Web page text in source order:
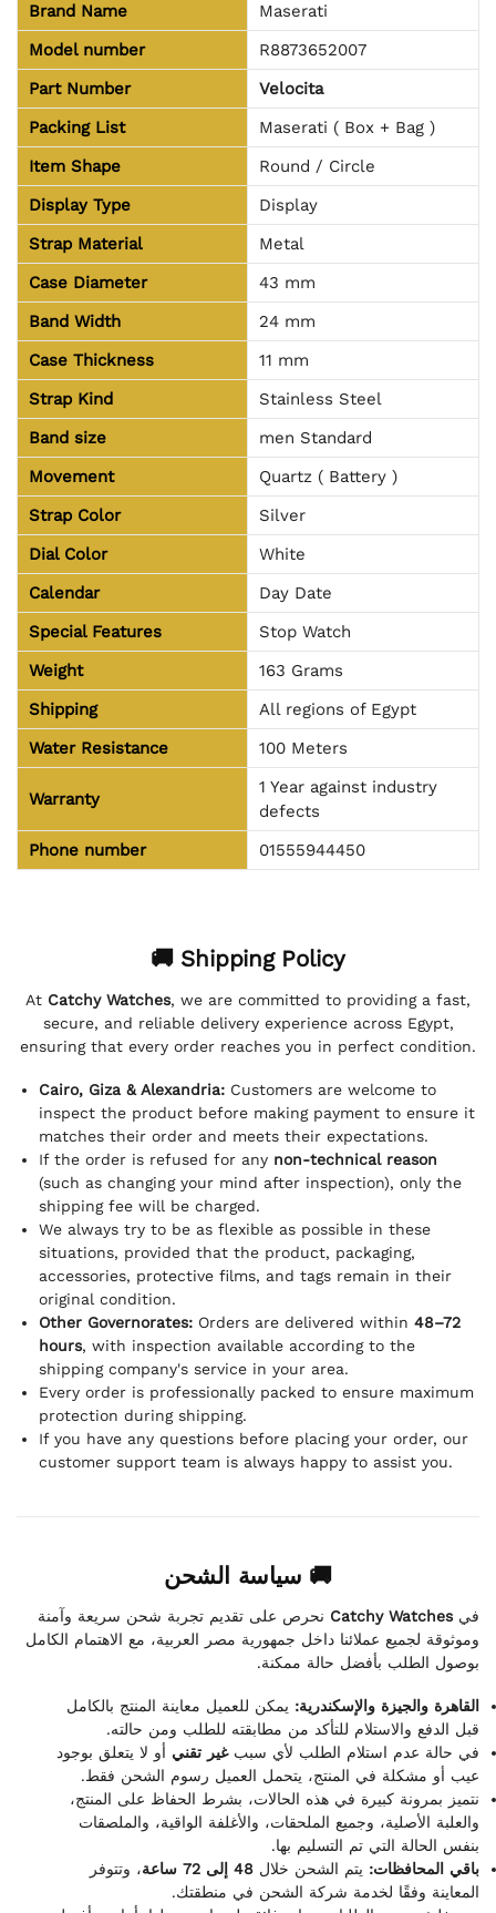
Brand Name
Maserati
Model number
R8873652007
Part Number
Velocita
Packing List
Maserati ( Box + Bag )
Item Shape
Round / Circle
Display Type
Display
Strap Material
Metal
Case Diameter
43 mm
Band Width
24 mm
Case Thickness
11 mm
Strap Kind
Stainless Steel
Band size
men Standard
Movement
Quartz ( Battery )
Strap Color
Silver
Dial Color
White
Calendar
Day Date
Special Features
Stop Watch
Weight
163 Grams
Shipping
All regions of Egypt
Water Resistance
100 Meters
Warranty
1 Year against industry
defects
Phone number
01555944450
🚚 Shipping Policy
At Catchy Watches, we are committed to providing a fast,
secure, and reliable delivery experience across Egypt,
ensuring that every order reaches you in perfect condition.
Cairo, Giza & Alexandria: Customers are welcome to
inspect the product before making payment to ensure it
matches their order and meets their expectations.
If the order is refused for any non-technical reason
(such as changing your mind after inspection), only the
shipping fee will be charged.
We always try to be as flexible as possible in these
situations, provided that the product, packaging,
accessories, protective films, and tags remain in their
original condition.
Other Governorates: Orders are delivered within 48–72
hours, with inspection available according to the
shipping company's service in your area.
Every order is professionally packed to ensure maximum
protection during shipping.
If you have any questions before placing your order, our
customer support team is always happy to assist you.
🚚 سياسة الشحن
فيCatchy Watches نحرص على تقديم تجربة شحن سريعة وآمنة
وموثوقة لجميع عملائنا داخل جمهورية مصر العربية، مع الاهتمام الكامل
بوصول الطلب بأفضل حالة ممكنة.
القاهرة والجيزة والإسكندرية: يمكن للعميل معاينة المنتج بالكامل
قبل الدفع والاستلام للتأكد من مطابقته للطلب ومن حالته.
في حالة عدم استلام الطلب لأي سببغير تقني أو لا يتعلق بوجود
عيب أو مشكلة في المنتج، يتحمل العميل رسوم الشحن فقط.
نتميز بمرونة كبيرة في هذه الحالات، بشرط الحفاظ على المنتج،
والعلبة الأصلية، وجميع الملحقات، والأغلفة الواقية، والملصقات
بنفس الحالة التي تم التسليم بها.
باقي المحافظات: يتم الشحن خلال 48 إلى 72 ساعة
، وتتوفر
المعاينة وفقًا لخدمة شركة الشحن في منطقتك.